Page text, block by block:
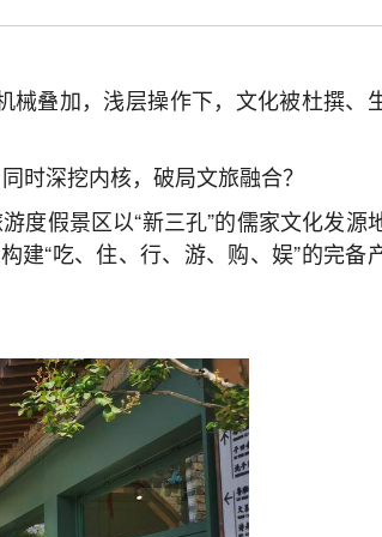
械叠加，浅层操作下，文化被杜撰、
时深挖内核，破局文旅融合？
度假景区以“新三孔”的儒家文化发源
建“吃、住、行、游、购、娱”的完备